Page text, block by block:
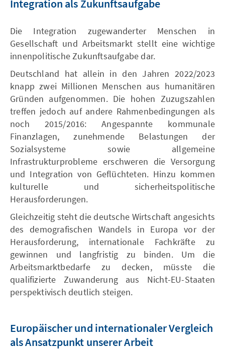
Integration als Zukunftsaufgabe
Die Integration zugewanderter Menschen in
Gesellschaft und Arbeitsmarkt stellt eine wichtige
innenpolitische Zukunftsaufgabe dar.
Deutschland hat allein in den Jahren 2022/2023
knapp zwei Millionen Menschen aus humanitären
Gründen aufgenommen. Die hohen Zuzugszahlen
treffen jedoch auf andere Rahmenbedingungen als
noch 2015/2016: Angespannte kommunale
Finanzlagen, zunehmende Belastungen der
Sozialsysteme sowie allgemeine
Infrastrukturprobleme erschweren die Versorgung
und Integration von Geflüchteten. Hinzu kommen
kulturelle und sicherheitspolitische
Herausforderungen.
Gleichzeitig steht die deutsche Wirtschaft angesichts
des demografischen Wandels in Europa vor der
Herausforderung, internationale Fachkräfte zu
gewinnen und langfristig zu binden. Um die
Arbeitsmarktbedarfe zu decken, müsste die
qualifizierte Zuwanderung aus Nicht-EU-Staaten
perspektivisch deutlich steigen.
Europäischer und internationaler Vergleich
als Ansatzpunkt unserer Arbeit